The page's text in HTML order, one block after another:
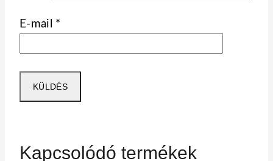
E-mail *
Kapcsolódó termékek